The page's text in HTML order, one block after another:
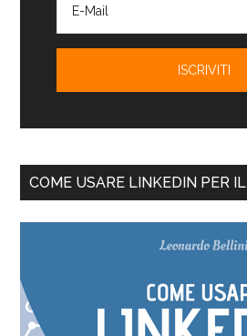
COME USARE LINKEDIN PER